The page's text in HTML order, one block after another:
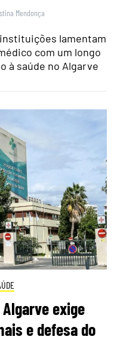
Mendonça
lamentam
com um longo
à saúde no Algarve
exige
e defesa do